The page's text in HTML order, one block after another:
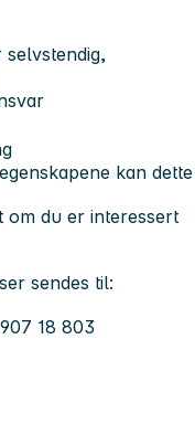
kan dette
du er interessert
sendes til:
18 803